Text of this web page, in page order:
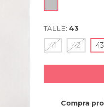
TALLE: 43
41
42 43
Compra